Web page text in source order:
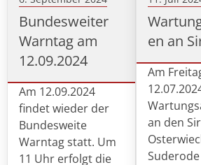
Bundesweiter
Warntag am
12.09.2024
Am 12.09.2024
findet wieder der
Bundesweite
Warntag statt. Um
11 Uhr erfolgt die
en an
Am
an den